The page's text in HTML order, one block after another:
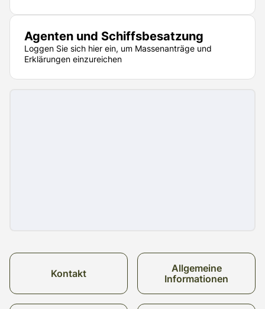
Agenten und Schiffsbesatzung
Loggen Sie sich hier ein, um Massenanträge und
Erklärungen einzureichen
Kontakt
Allgemeine
Informationen